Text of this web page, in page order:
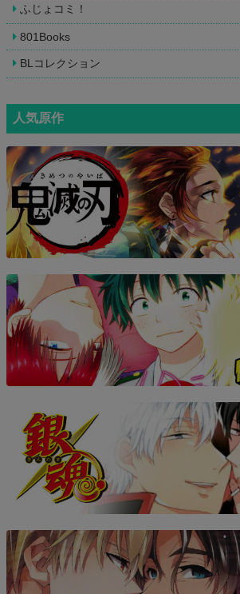
ふじょコミ！
801Books
BLコレクション
人気原作